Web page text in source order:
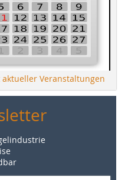
Veranstaltungen